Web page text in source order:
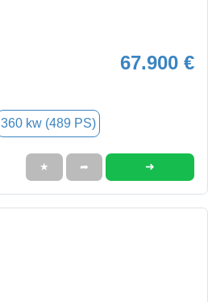
67.900 €
360 kw (489 PS)
★ ➦ ➜